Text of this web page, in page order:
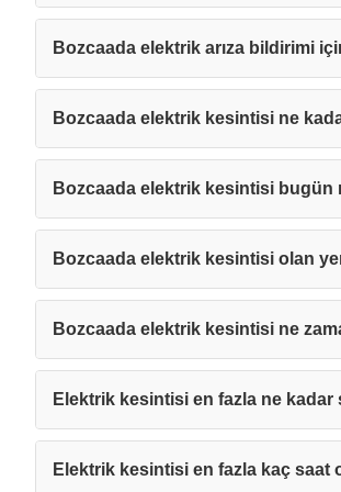
Bozcaada elektrik arıza bildirimi
Bozcaada elektrik kesintisi ne
Bozcaada elektrik kesintisi bugün
Bozcaada elektrik kesintisi olan
Bozcaada elektrik kesintisi ne
Elektrik kesintisi en fazla ne kadar
Elektrik kesintisi en fazla kaç saat